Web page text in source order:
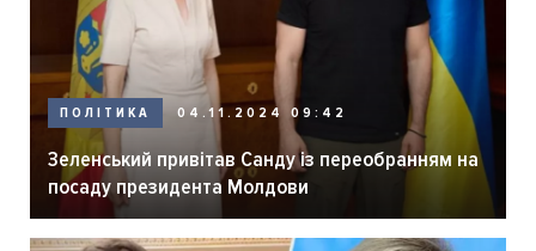
ПОЛІТИКА 04.11.2024 09:42
Зеленський привітав Санду із переобранням на
посаду президента Молдови